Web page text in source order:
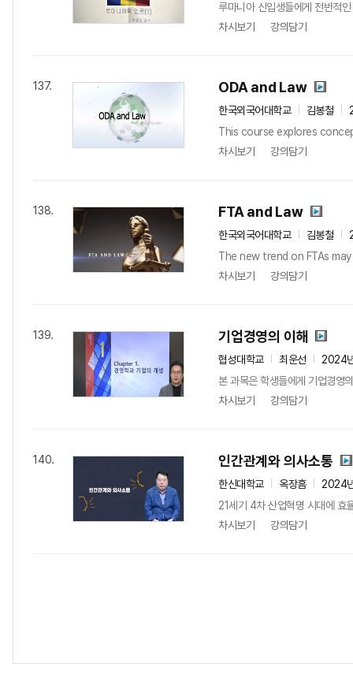
루마니아 신입생들에게 전반적
차시보기
강의담기
137. ODA and Law
한국외국어대학교 김봉철
This course explores
차시보기
강의담기
138. FTA and Law
한국외국어대학교 김봉철
The new trend on FTAs
차시보기
강의담기
139. 기업경영의 이해
협성대학교 최운선
2024
본 과목은 학생들에게 기업경영
차시보기
강의담기
140. 인간관계와 의사소통
한신대학교 옥장흠
2024
21세기 4차 산업혁명 시대에 효
차시보기
강의담기